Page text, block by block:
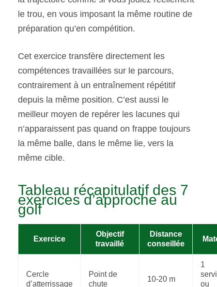
le trou, en vous imposant la même routine de
préparation qu’en compétition.
Cet exercice transfère directement les
compétences travaillées sur le parcours,
contrairement à un entraînement répétitif
depuis la même position. C’est aussi le
meilleur moyen de repérer les lacunes qui
n’apparaissent pas quand on frappe toujours
la même balle, dans le même lie, vers la
même cible.
Tableau récapitulatif des 7
exercices d’approche au
golf
Exercice
Objectif
travaillé
Distance
conseillée
Cercle
d’atterrissage
Point de
chute
10-20 m
1
ou